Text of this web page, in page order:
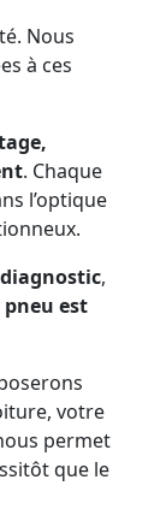
Nous
à ces
. Chaque
l’optique
diagnostic,
est
votre
permet
que le